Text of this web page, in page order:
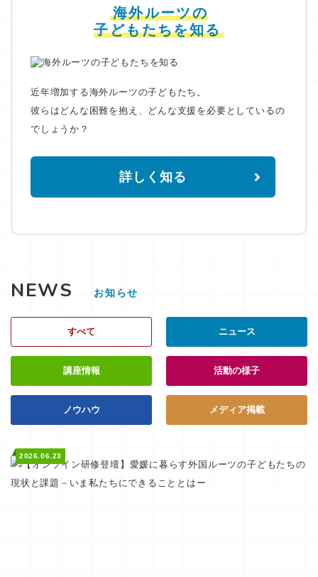
海外ルーツの
子どもたちを知る
近年増加する海外ルーツの子どもたち。
彼らはどんな困難を抱え、どんな支援を必要としているの
でしょうか？
詳しく知る
NEWS お知らせ
すべて ニュース
講座情報 活動の様子
ノウハウ メディア掲載
2026.06.23